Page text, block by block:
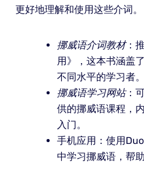
更好地理解和使用这些介词。
挪威语介词教材：
用》，这本书涵盖
不同水平的学习者。
挪威语学习网站：
供的挪威语课程，
入门。
手机应用：使用
中学习挪威语，帮